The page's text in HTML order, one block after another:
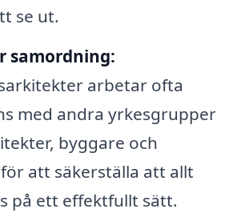
se ut.
samordning:
arbetar ofta
med andra yrkesgrupper
byggare och
att säkerställa att allt
på ett effektfullt sätt.